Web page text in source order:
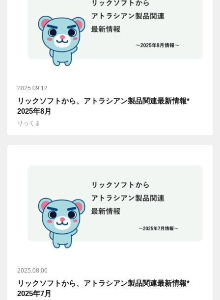
2025.09.12
リックソフトから、アトラシアン製品関連最新情報*
2025年8月
りっくま
2025.08.06
リックソフトから、アトラシアン製品関連最新情報*
2025年7月